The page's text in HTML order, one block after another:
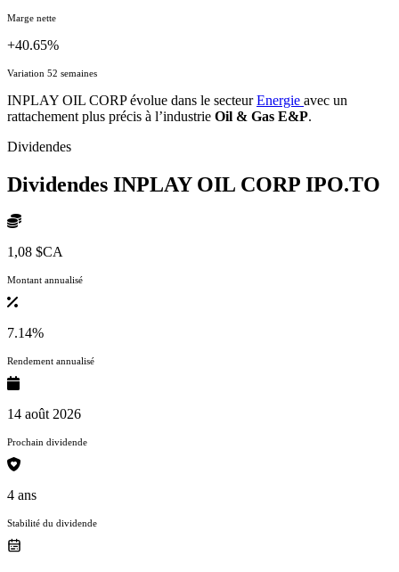
Marge nette
+40.65%
Variation 52 semaines
INPLAY OIL CORP évolue dans le secteurEnergie avec un
rattachement plus précis à l’industrie Oil & Gas E&P.
Dividendes
Dividendes INPLAY OIL CORP IPO.TO
1,08 $CA
Montant annualisé
7.14%
Rendement annualisé
14 août 2026
Prochain dividende
4 ans
Stabilité du dividende